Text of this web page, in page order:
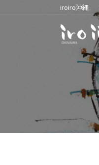
iroiro沖縄